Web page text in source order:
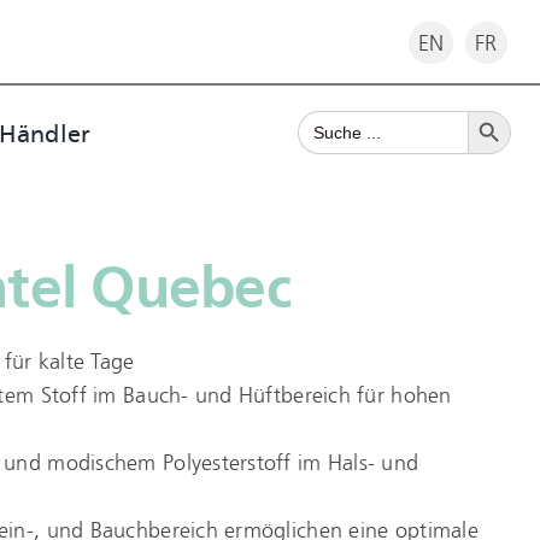
EN FR
Search
for:
Search Button
Quebec
kalte Tage
Stoff im Bauch- und Hüftbereich für hohen
modischem Polyesterstoff im Hals- und
, und Bauchbereich ermöglichen eine optimale